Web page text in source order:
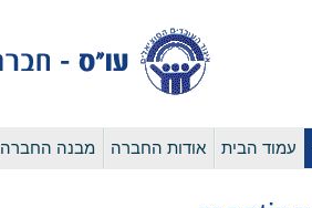
עמוד הבית אודות החברה מבנה החברה